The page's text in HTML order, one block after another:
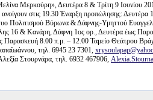
Μερκούρη», Δευτέρα 8 & Τρίτη 9 Ιουνίου
στις 19.30 Έναρξη προπώλησης: Δευτέρα
Πολιτισμού Βύρωνα & Δάφνης-Υμηττού
16 & Κανάρη, Δάφνη 1ος ορ., Δευτέρα έως
Παρασκευή 8.00 π.μ. – 12.00 Ταμείο Θεάτρου
τηλ. 6945 23 7301,
Στουρνάρα, τηλ. 6932 467906,